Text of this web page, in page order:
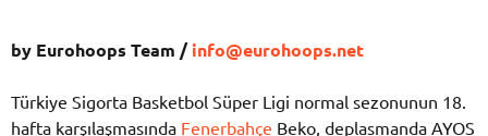
by Eurohoops Team /info@eurohoops.net
Türkiye Sigorta Basketbol Süper Ligi normal sezonunun 18.
hafta karşılaşmasında Fenerbahçe Beko, deplasmanda AYOS